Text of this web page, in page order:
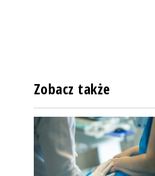
Zobacz także